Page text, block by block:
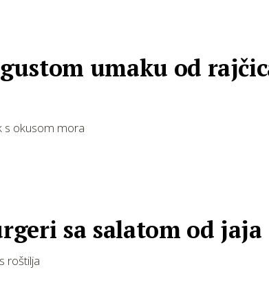
umaku od
s okusom mora
sa salatom od jaja
roštilja